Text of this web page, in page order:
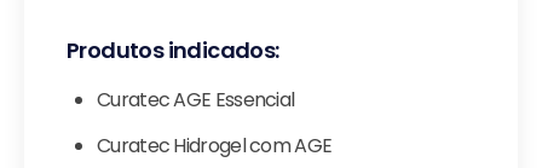
Produtos indicados:
Curatec AGE Essencial
Curatec Hidrogel com AGE